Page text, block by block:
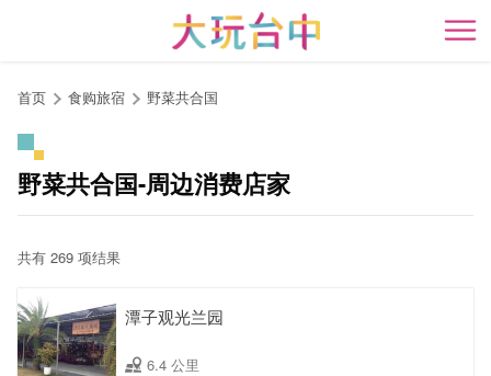
开
首页 食购旅宿 野菜共合国
野菜共合国-周边消费店家
共有 269 项结果
潭子观光兰园
6.4 公里